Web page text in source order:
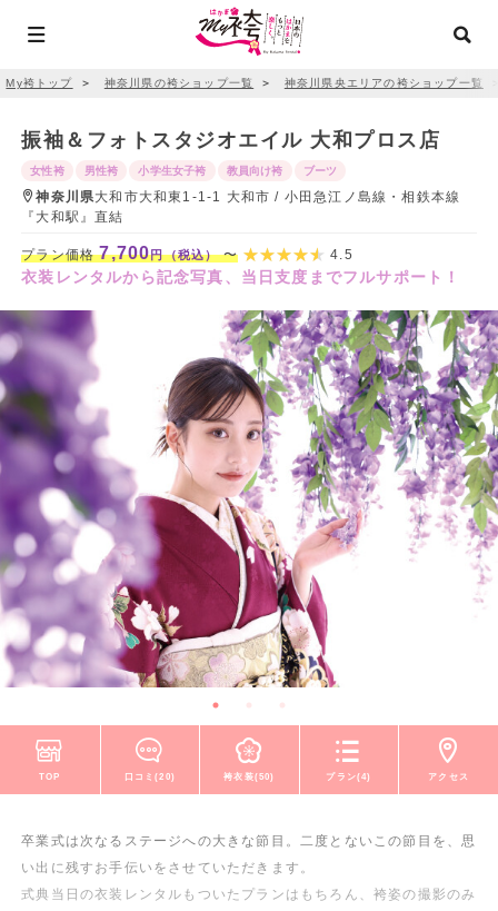
My袴トップ ＞ 神奈川県の袴ショップ一覧 ＞ 神奈川県央エリアの袴ショップ一覧
振袖＆フォトスタジオエイル 大和プロス店
女性袴 男性袴 小学生女子袴 教員向け袴 ブーツ
神奈川県大和市大和東1-1-1 大和市 / 小田急江ノ島線・相鉄本線
『大和駅』直結
プラン価格7,700円（税込）〜 4.5
衣装レンタルから記念写真、当日支度までフルサポート！
TOP 口コミ(20) 袴衣装(50) プラン(4) アクセス
卒業式は次なるステージへの大きな節目。二度とないこの節目を、思
い出に残すお手伝いをさせていただきます。
式典当日の衣装レンタルもついたプランはもちろん、袴姿の撮影のみ